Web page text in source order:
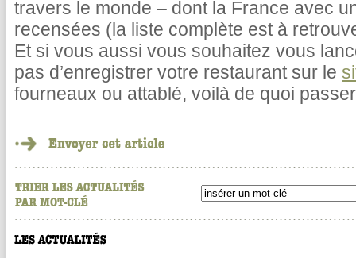
travers le monde – dont la France avec
recensées (la liste complète est à
Et si vous aussi vous souhaitez vous
pas d’enregistrer votre restaurant sur le
fourneaux ou attablé, voilà de quoi